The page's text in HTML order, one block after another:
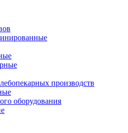
производств
оборудования